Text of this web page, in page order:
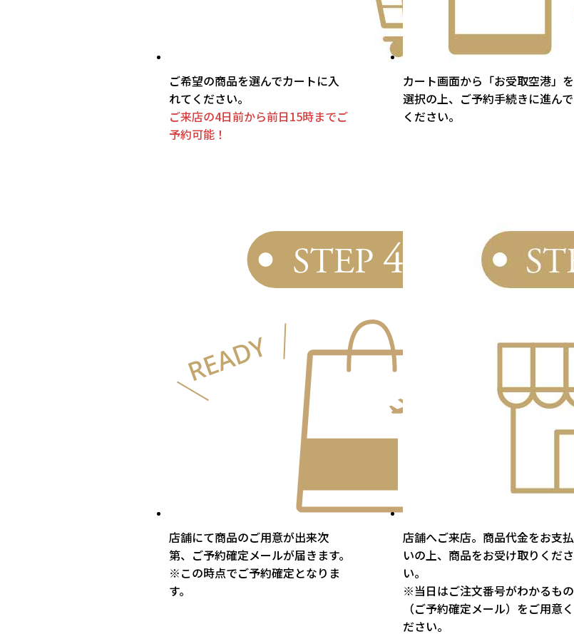
ご希望の商品を選んでカートに入
れてください。
ご来店の4日前から前日15時までご
予約可能！
カート画面から「お受取空港」を
選択の上、ご予約手続きに進んで
ください。
店舗にて商品のご用意が出来次
第、ご予約確定メールが届きます。
※この時点でご予約確定となりま
す。
店舗へご来店。商品代金をお支払
いの上、商品をお受け取りくださ
い。
※当日はご注文番号がわかるもの
（ご予約確定メール）をご用意く
ださい。